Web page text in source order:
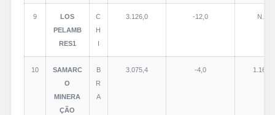
9
LOS
PELAMB
RES1
C
H
3.126,0 -12,0 N.D.
10
SAMARC
O
MINERA
ÇÃO
B
R
A
3.075,4 -4,0 1.166,0